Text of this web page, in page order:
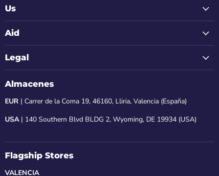
Us
Aid
Legal
Almacenes
EUR | Carrer de la Coma 19, 46160, Lliria, Valencia (España)
USA| 140 Southern Blvd BLDG 2, Wyoming, DE 19934 (USA)
Flagship Stores
VALENCIA